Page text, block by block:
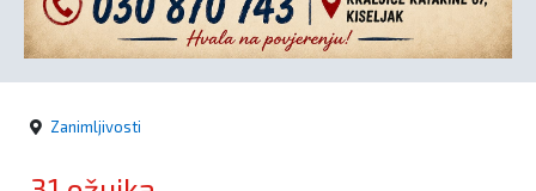
Politika
Zanimljivosti